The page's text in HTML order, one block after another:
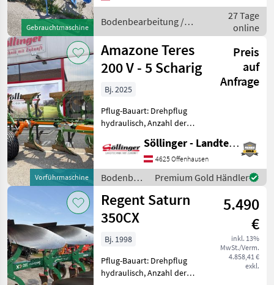
Gebrauchtmaschine
Steinsicherung,
Streifenkörper, Stützrad,
Bodenbearbeitung /
Lemken
27 Tage
online
Vorführmaschine
Amazone Teres
200 V - 5 Scharig
Preis
auf
Anfrage
Bj. 2025
Pflug-Bauart: Drehpflug
hydraulisch, Anzahl der
Vorschäler, Maiseinleger,
Scheibensech, hydr.
Schnittbreitenverstellung,
Stützrad - Anbau-Volldre
Söllinger - Landtechnik GmbH
4625 Offenhausen
Bodenbearbeitung
/ Amazone
Premium Gold Händler
Regent Saturn
350CX
5.490
€
inkl. 13%
MwSt./Verm.
4.858,41 €
exkl.
Bj. 1998
Pflug-Bauart: Drehpflug
hydraulisch, Anzahl der